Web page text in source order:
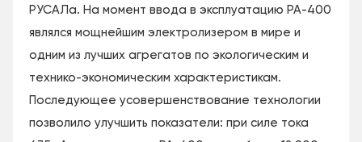
РУСАЛа. На момент ввода в эксплуатацию РА-400
являлся мощнейшим электролизером в мире и
одним из лучших агрегатов по экологическим и
технико-экономическим характеристикам.
Последующее усовершенствование технологии
позволило улучшить показатели: при силе тока